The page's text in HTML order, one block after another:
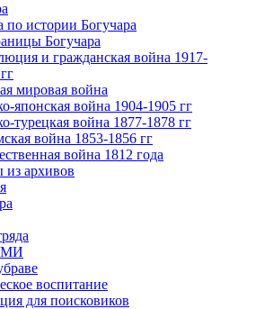
по истории Богучара
Богучара
и гражданская война 1917-
мировая война
японская война 1904-1905 гг
турецкая война 1877-1878 гг
война 1853-1856 гг
война 1812 года
архивов
воспитание
для поисковиков